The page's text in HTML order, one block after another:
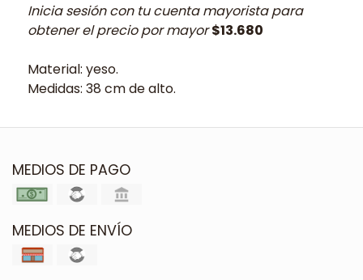
Inicia sesión con tu cuenta mayorista para
obtener el precio por mayor$13.680
Material: yeso.
Medidas: 38 cm de alto.
MEDIOS DE PAGO
MEDIOS DE ENVÍO